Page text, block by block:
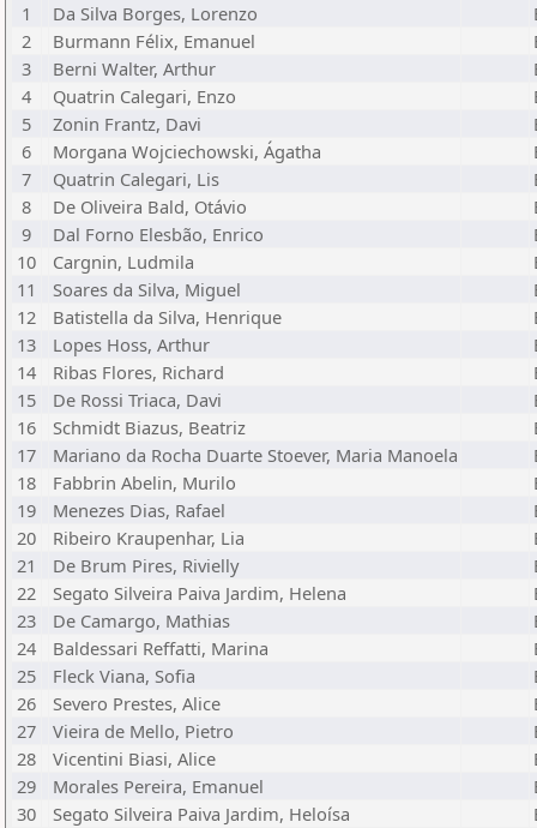
1
Da Silva Borges, Lorenzo
2
Burmann Félix, Emanuel
3
Berni Walter, Arthur
4
Quatrin Calegari, Enzo
5
Zonin Frantz, Davi
6
Morgana Wojciechowski, Ágatha
7
Quatrin Calegari, Lis
8
De Oliveira Bald, Otávio
9
Dal Forno Elesbão, Enrico
10
Cargnin, Ludmila
11
Soares da Silva, Miguel
12
Batistella da Silva, Henrique
13
Lopes Hoss, Arthur
14
Ribas Flores, Richard
15
De Rossi Triaca, Davi
16
Schmidt Biazus, Beatriz
17
Mariano da Rocha Duarte Stoever, Maria Manoela
18
Fabbrin Abelin, Murilo
19
Menezes Dias, Rafael
20
Ribeiro Kraupenhar, Lia
21
De Brum Pires, Rivielly
22
Segato Silveira Paiva Jardim, Helena
23
De Camargo, Mathias
24
Baldessari Reffatti, Marina
25
Fleck Viana, Sofia
26
Severo Prestes, Alice
27
Vieira de Mello, Pietro
28
Vicentini Biasi, Alice
29
Morales Pereira, Emanuel
30
Segato Silveira Paiva Jardim, Heloísa